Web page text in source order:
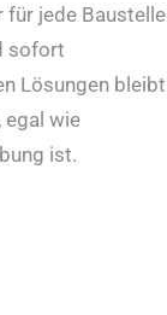
für jede Baustelle
sofort
Lösungen bleibt
egal wie
ist.